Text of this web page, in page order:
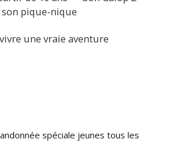
pique-nique
une vraie aventure
spéciale jeunes tous les